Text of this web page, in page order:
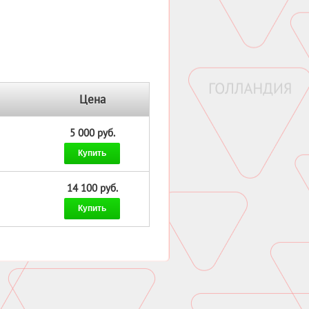
Цена
5 000 руб.
Купить
14 100 руб.
Купить